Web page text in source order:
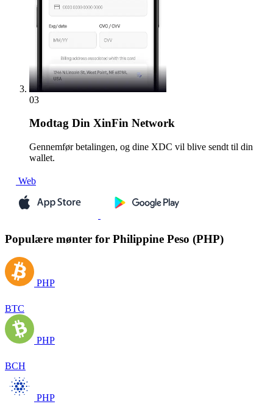
03
Modtag Din XinFin Network
Gennemfør betalingen, og dine XDC vil blive sendt til din
wallet.
Web
Populære mønter for Philippine Peso (PHP)
PHP
BTC
PHP
BCH
PHP